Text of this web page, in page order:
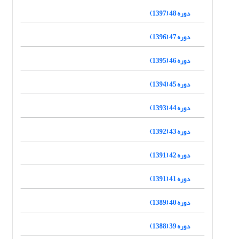
دوره 48 (1397)
دوره 47 (1396)
دوره 46 (1395)
دوره 45 (1394)
دوره 44 (1393)
دوره 43 (1392)
دوره 42 (1391)
دوره 41 (1391)
دوره 40 (1389)
دوره 39 (1388)